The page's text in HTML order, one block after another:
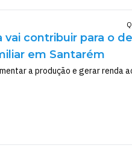
vai contribuir para o
em Santarém
a produção e gerar renda